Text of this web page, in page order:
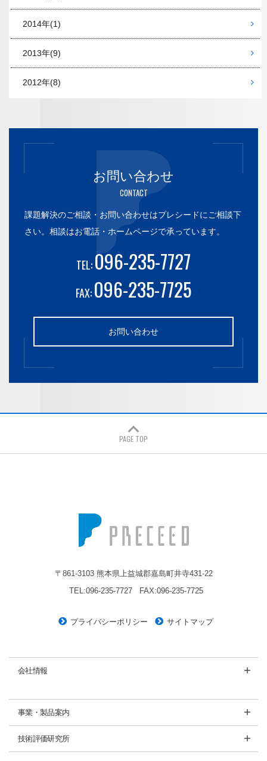
2014年(1)
2013年(9)
2012年(8)
お問い合わせ
CONTACT
課題解決のご相談・お問い合わせはプレシードにご相談下
さい。 相談はお電話・ホームページで承っています。
TEL:096-235-7727
FAX:096-235-7725
お問い合わせ
PAGE TOP
〒861-3103 熊本県上益城郡嘉島町井寺431-22
TEL:096-235-7727
FAX:096-235-7725
プライバシーポリシー サイトマップ
会社情報
事業・製品案内
技術評価研究所